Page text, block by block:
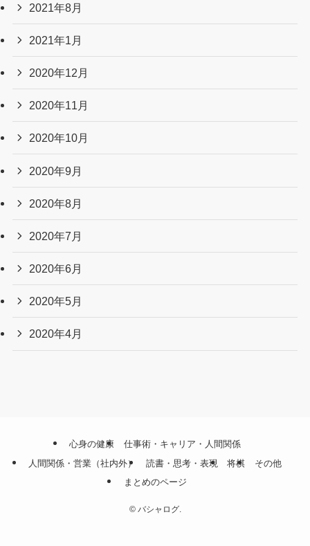
2021年8月
2021年1月
2020年12月
2020年11月
2020年10月
2020年9月
2020年8月
2020年7月
2020年6月
2020年5月
2020年4月
心身の健康
仕事術・キャリア・人間関係
人間関係・営業（社内外）
読書・思考・表現 将棋
その他
まとめのページ
©バシャログ.